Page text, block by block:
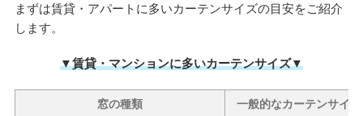
まずは賃貸・アパートに多いカーテンサイズの目安をご紹介
します。
▼賃貸・マンションに多いカーテンサイズ▼
窓の種類 一般的なカーテンサイズ